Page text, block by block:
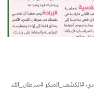
#الكشف_المبكر #سرطان_الثد